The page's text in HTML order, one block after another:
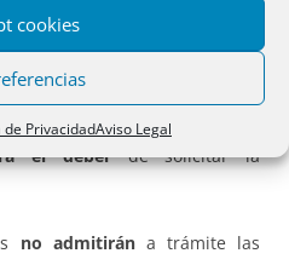
cookies
de PrivacidadAviso Legal
del concurso de acreedores.
que se encuentre en estado
el deberde solicitar la
no admitirána trámite las